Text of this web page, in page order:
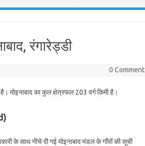
रंगारेड्डी
0 Comment
मोइनाबाद का कुल क्षेत्रफल 203 वर्ग किमी है।
के साथ नीचे दी गई मोइनाबाद मंडल के गाँवों की सूची